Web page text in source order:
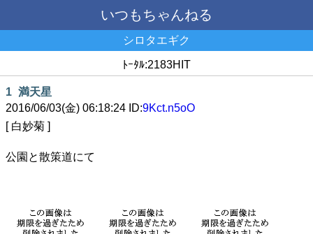
いつもちゃんねる
シロタエギク
ﾄｰﾀﾙ:2183HIT
1 満天星
2016/06/03(金) 06:18:24 ID:9Kct.n5oO
[ 白妙菊 ]
公園と散策道にて